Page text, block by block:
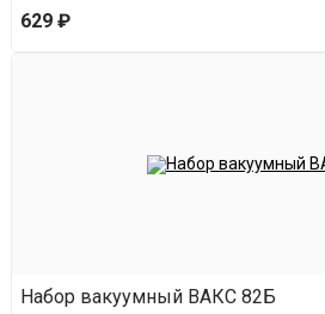
629 ₽
Набор вакуумный ВАКС 82Б